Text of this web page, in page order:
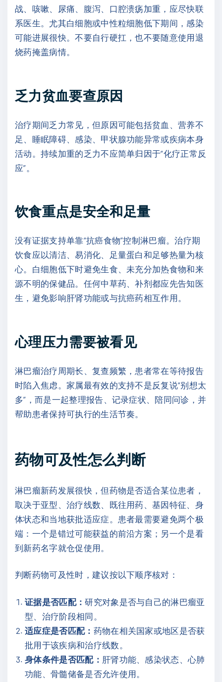
战、咳嗽、尿痛、腹泻、口腔溃疡加重，应尽快联
系医生。尤其白细胞或中性粒细胞低下期间，感染
可能进展很快。不要自行硬扛，也不要随意使用退
烧药掩盖病情。
乏力贫血要查原因
治疗期间乏力常见，但原因可能包括贫血、营养不
足、睡眠障碍、感染、甲状腺功能异常或疾病本身
活动。持续加重的乏力不应简单归因于“化疗正常反
应”。
饮食重点是安全和足量
没有证据支持单靠“抗癌食物”控制淋巴瘤。治疗期
饮食应以清洁、易消化、足量蛋白和足够热量为核
心。白细胞低下时避免生食、未充分加热食物和来
源不明的保健品。任何中草药、补剂都应先告知医
生，避免影响肝肾功能或与抗癌药相互作用。
心理压力需要被看见
淋巴瘤治疗周期长、复查频繁，患者常在等待报告
时陷入焦虑。家属最有效的支持不是反复说“别想太
多”，而是一起整理报告、记录症状、陪同问诊，并
帮助患者保持可执行的生活节奏。
药物可及性怎么判断
淋巴瘤新药发展很快，但药物是否适合某位患者，
取决于亚型、治疗线数、既往用药、基因特征、身
体状态和当地获批适应症。患者最需要避免两个极
端：一个是错过可能获益的前沿方案；另一个是看
到新药名字就仓促使用。
判断药物可及性时，建议按以下顺序核对：
证据是否匹配：研究对象是否与自己的淋巴瘤亚
型、治疗阶段相同。
适应症是否匹配： 药物在相关国家或地区是否获
批用于该疾病和治疗线数。
身体条件是否匹配： 肝肾功能、感染状态、心肺
功能、骨髓储备是否允许使用。